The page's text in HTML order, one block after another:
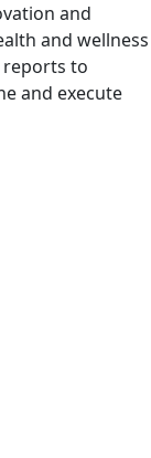
and
and wellness
reports to
and execute